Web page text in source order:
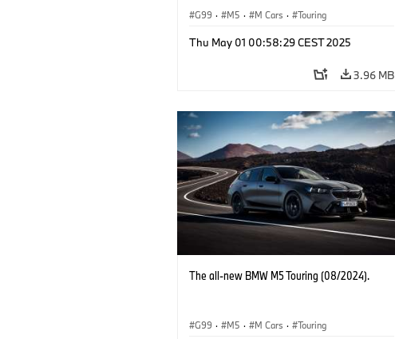
G99 · M5 · M Cars · Touring
Thu May 01 00:58:29 CEST 2025
3.96 MB
The all-new BMW M5 Touring (08/2024).
G99 · M5 · M Cars · Touring